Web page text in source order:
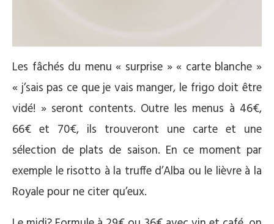
Les fâchés du menu « surprise » « carte blanche »
« j’sais pas ce que je vais manger, le frigo doit être
vidé! » seront contents. Outre les menus à 46€,
66€ et 70€, ils trouveront une carte et une
sélection de plats de saison. En ce moment par
exemple le risotto à la truffe d’Alba ou le lièvre à la
Royale pour ne citer qu’eux.